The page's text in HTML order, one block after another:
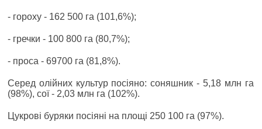
- гороху - 162 500 га (101,6%);
- гречки - 100 800 га (80,7%);
- проса - 69700 га (81,8%).
Серед олійних культур посіяно: соняшник - 5,18 млн га
(98%), сої - 2,03 млн га (102%).
Цукрові буряки посіяні на площі 250 100 га (97%).